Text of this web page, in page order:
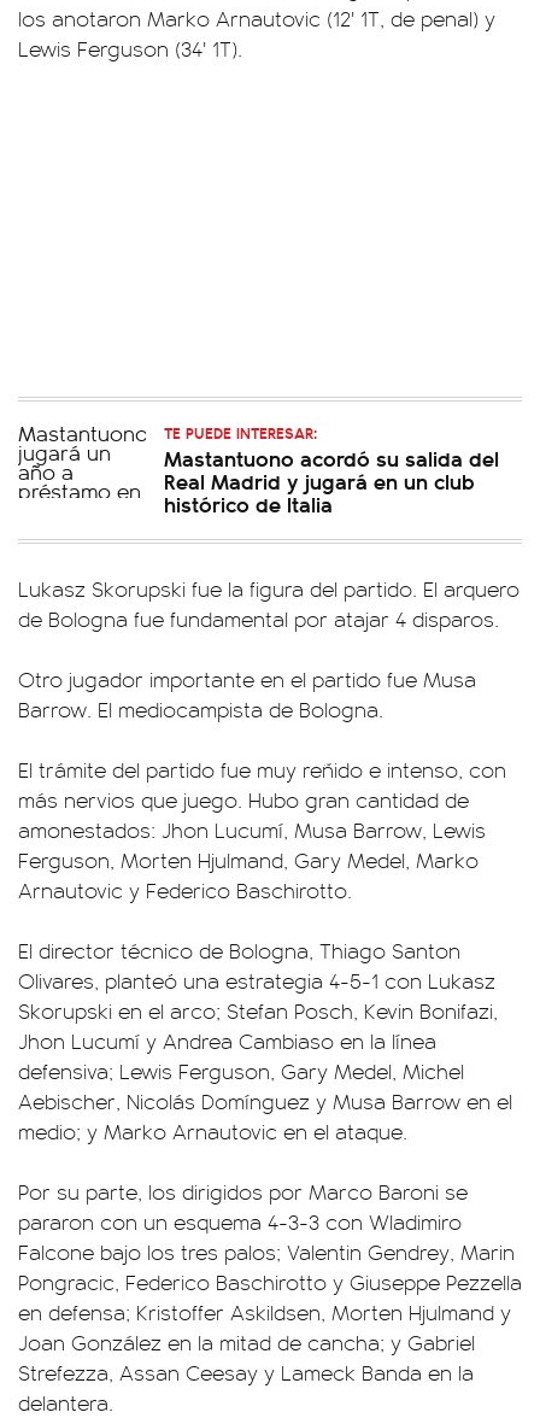
los anotaron Marko Arnautovic (12' 1T, de penal) y
Lewis Ferguson (34' 1T).
TE PUEDE INTERESAR:
Mastantuono acordó su salida del
Real Madrid y jugará en un club
histórico de Italia
Lukasz Skorupski fue la figura del partido. El arquero
de Bologna fue fundamental por atajar 4 disparos.
Otro jugador importante en el partido fue Musa
Barrow. El mediocampista de Bologna.
El trámite del partido fue muy reñido e intenso, con
más nervios que juego. Hubo gran cantidad de
amonestados: Jhon Lucumí, Musa Barrow, Lewis
Ferguson, Morten Hjulmand, Gary Medel, Marko
Arnautovic y Federico Baschirotto.
El director técnico de Bologna, Thiago Santon
Olivares, planteó una estrategia 4-5-1 con Lukasz
Skorupski en el arco; Stefan Posch, Kevin Bonifazi,
Jhon Lucumí y Andrea Cambiaso en la línea
defensiva; Lewis Ferguson, Gary Medel, Michel
Aebischer, Nicolás Domínguez y Musa Barrow en el
medio; y Marko Arnautovic en el ataque.
Por su parte, los dirigidos por Marco Baroni se
pararon con un esquema 4-3-3 con Wladimiro
Falcone bajo los tres palos; Valentin Gendrey, Marin
Pongracic, Federico Baschirotto y Giuseppe Pezzella
en defensa; Kristoffer Askildsen, Morten Hjulmand y
Joan González en la mitad de cancha; y Gabriel
Strefezza, Assan Ceesay y Lameck Banda en la
delantera.